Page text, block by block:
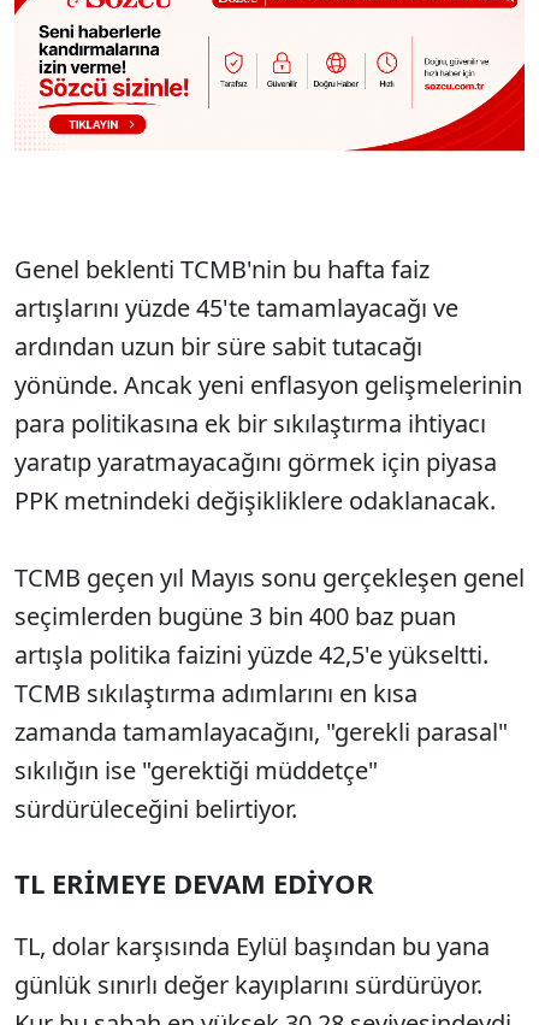
Genel beklenti TCMB'nin bu hafta faiz
artışlarını yüzde 45'te tamamlayacağı ve
ardından uzun bir süre sabit tutacağı
yönünde. Ancak yeni enflasyon gelişmelerinin
para politikasına ek bir sıkılaştırma ihtiyacı
yaratıp yaratmayacağını görmek için piyasa
PPK metnindeki değişikliklere odaklanacak.
TCMB geçen yıl Mayıs sonu gerçekleşen genel
seçimlerden bugüne 3 bin 400 baz puan
artışla politika faizini yüzde 42,5'e yükseltti.
TCMB sıkılaştırma adımlarını en kısa
zamanda tamamlayacağını, "gerekli parasal"
sıkılığın ise "gerektiği müddetçe"
sürdürüleceğini belirtiyor.
TL ERİMEYE DEVAM EDİYOR
TL, dolar karşısında Eylül başından bu yana
günlük sınırlı değer kayıplarını sürdürüyor.